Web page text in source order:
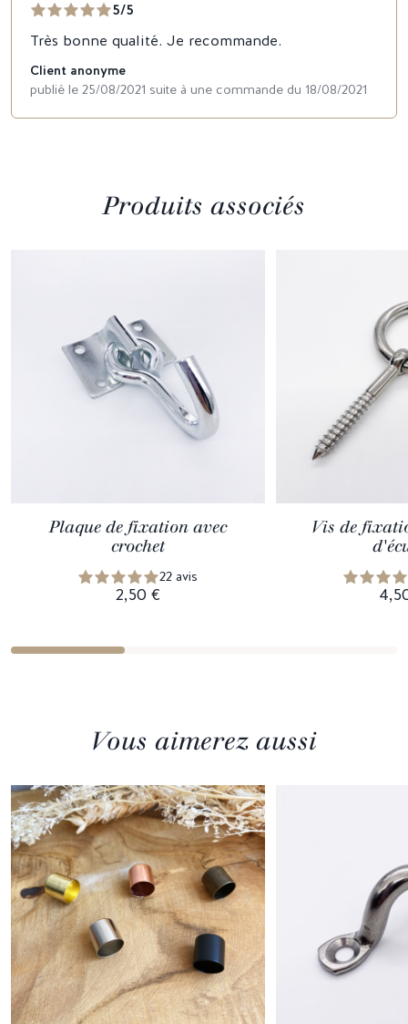
5/5
Très bonne qualité. Je recommande.
Client anonyme
publié le 25/08/2021 suite à une commande du 18/08/2021
Produits associés
Plaque de fixation avec
crochet
22 avis
2,50 €
Vis de
Vous aimerez aussi